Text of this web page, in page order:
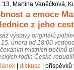
Martina Vaněčková,
a emoce
z jeho cest
výstavy originálů
února od 18:00
místních počinů
rodin České
diskuse |